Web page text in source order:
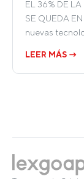
EL 36% DE
SE QUEDA
nuevas
LEER MÁS →